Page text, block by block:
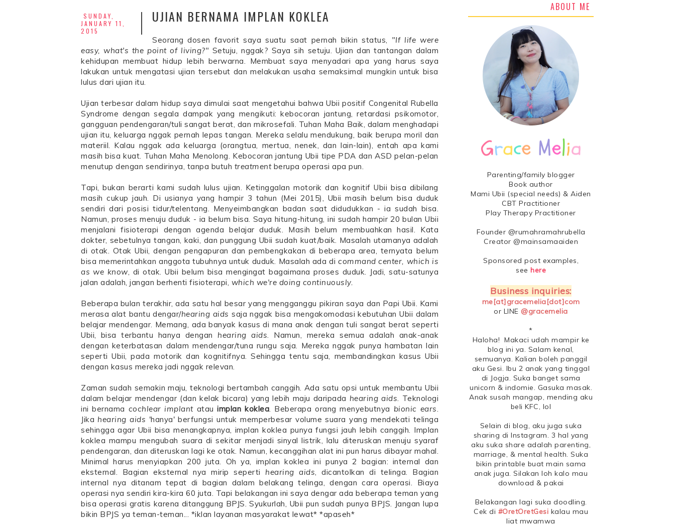
SUNDAY,
JANUARY 11,
2015
UJIAN BERNAMA IMPLAN KOKLEA
Seorang dosen favorit saya suatu saat pernah bikin status, "If life were
easy, what's the point of living?" Setuju, nggak? Saya sih setuju. Ujian dan tantangan dalam
kehidupan membuat hidup lebih berwarna. Membuat saya menyadari apa yang harus saya
lakukan untuk mengatasi ujian tersebut dan melakukan usaha semaksimal mungkin untuk bisa
lulus dari ujian itu.
Ujian terbesar dalam hidup saya dimulai saat mengetahui bahwa Ubii positif Congenital Rubella
Syndrome dengan segala dampak yang mengikuti: kebocoran jantung, retardasi psikomotor,
gangguan pendengaran/tuli sangat berat, dan mikrosefali. Tuhan Maha Baik, dalam menghadapi
ujian itu, keluarga nggak pernah lepas tangan. Mereka selalu mendukung, baik berupa moril dan
materiil. Kalau nggak ada keluarga (orangtua, mertua, nenek, dan lain-lain), entah apa kami
masih bisa kuat. Tuhan Maha Menolong. Kebocoran jantung Ubii tipe PDA dan ASD pelan-pelan
menutup dengan sendirinya, tanpa butuh treatmentberupa operasi apa pun.
Tapi, bukan berarti kami sudah lulus ujian. Ketinggalan motorik dan kognitif Ubii bisa dibilang
masih cukup jauh. Di usianya yang hampir 3 tahun (Mei 2015), Ubii masih belum bisa duduk
sendiri dari posisi tidur/telentang. Menyeimbangkan badan saat didudukkan - ia sudah bisa.
Namun, proses menuju duduk - ia belum bisa. Saya hitung-hitung, ini sudah hampir 20 bulan Ubii
menjalani fisioterapi dengan agenda belajar duduk. Masih belum membuahkan hasil. Kata
dokter, sebetulnya tangan, kaki, dan punggung Ubii sudah kuat/baik. Masalah utamanya adalah
di otak. Otak Ubii, dengan pengapuran dan pembengkakan di beberapa area, ternyata belum
bisa memerintahkan anggota tubuhnya untuk duduk. Masalah ada di command center, which is
as we know, di otak. Ubii belum bisa mengingat bagaimana proses duduk. Jadi, satu-satunya
jalan adalah, jangan berhenti fisioterapi, which we're doing continuously.
Beberapa bulan terakhir, ada satu hal besar yang mengganggu pikiran saya dan Papi Ubii. Kami
merasa alat bantu dengar/hearing aids saja nggak bisa mengakomodasi kebutuhan Ubii dalam
belajar mendengar. Memang, ada banyak kasus di mana anak dengan tuli sangat berat seperti
Ubii, bisa terbantu hanya dengan hearing aids. Namun, mereka semua adalah anak-anak
dengan keterbatasan dalam mendengar/tuna rungu saja. Mereka nggak punya hambatan lain
seperti Ubii, pada motorik dan kognitifnya. Sehingga tentu saja, membandingkan kasus Ubii
dengan kasus mereka jadi nggak relevan.
Zaman sudah semakin maju, teknologi bertambah canggih. Ada satu opsi untuk membantu Ubii
dalam belajar mendengar (dan kelak bicara) yang lebih maju daripada hearing aids. Teknologi
ini bernama cochlear implantatauimplan koklea. Beberapa orang menyebutnya bionic ears.
Jika hearing aids 'hanya' berfungsi untuk memperbesar volume suara yang mendekati telinga
sehingga agar Ubii bisa menangkapnya, implan koklea punya fungsi jauh lebih canggih. Implan
koklea mampu mengubah suara di sekitar menjadi sinyal listrik, lalu diteruskan menuju syaraf
pendengaran, dan diteruskan lagi ke otak. Namun, kecanggihan alat ini pun harus dibayar mahal.
Minimal harus menyiapkan 200 juta. Oh ya, implan koklea ini punya 2 bagian: internal dan
eksternal. Bagian eksternal nya mirip seperti hearing aids, dicantolkan di telinga. Bagian
internal nya ditanam tepat di bagian dalam belakang telinga, dengan cara operasi. Biaya
operasi nya sendiri kira-kira 60 juta. Tapi belakangan ini saya dengar ada beberapa teman yang
bisa operasi gratis karena ditanggung BPJS. Syukurlah, Ubii pun sudah punya BPJS. Jangan lupa
bikin BPJS ya teman-teman... *iklan layanan masyarakat lewat* *apaseh*
ABOUT ME
Parenting/family blogger
Book author
Mami Ubii (special needs) & Aiden
CBT Practitioner
Play Therapy Practitioner
Founder @rumahramahrubella
Creator @mainsamaaiden
Sponsored post examples,
see here
Business inquiries:
me[at]gracemelia[dot]com
or LINE @gracemelia
*
Haloha! Makaci udah mampir ke
blog ini ya. Salam kenal,
semuanya. Kalian boleh panggil
aku Gesi. Ibu 2 anak yang tinggal
di Jogja. Suka banget sama
unicorn & indomie. Gasuka masak.
Anak susah mangap, mending aku
beli KFC, lol
Selain di blog, aku juga suka
sharing di Instagram. 3 hal yang
aku suka share adalah parenting,
marriage, & mental health. Suka
bikin printable buat main sama
anak juga. Silakan loh kalo mau
download & pakai
Belakangan lagi suka doodling.
Cek di #OretOretGesi kalau mau
liat mwamwa